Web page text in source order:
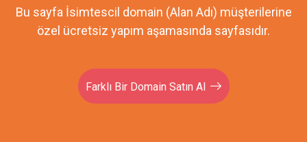
Bu sayfa İsimtescil domain (Alan Adı) müşterilerine
özel ücretsiz yapım aşamasında sayfasıdır.
Farklı Bir Domain Satın Al